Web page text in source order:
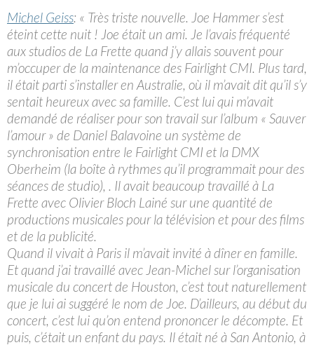
Michel Geiss: « Très triste nouvelle. Joe Hammer s’est
éteint cette nuit ! Joe était un ami. Je l’avais fréquenté
aux studios de La Frette quand j’y allais souvent pour
m’occuper de la maintenance des Fairlight CMI. Plus tard,
il était parti s’installer en Australie, où il m’avait dit qu’il s’y
sentait heureux avec sa famille. C’est lui qui m’avait
demandé de réaliser pour son travail sur l’album « Sauver
l’amour » de Daniel Balavoine un système de
synchronisation entre le Fairlight CMI et la DMX
Oberheim (la boîte à rythmes qu’il programmait pour des
séances de studio), . Il avait beaucoup travaillé à La
Frette avec Olivier Bloch Lainé sur une quantité de
productions musicales pour la télévision et pour des films
et de la publicité.
Quand il vivait à Paris il m’avait invité à dîner en famille.
Et quand j’ai travaillé avec Jean-Michel sur l’organisation
musicale du concert de Houston, c’est tout naturellement
que je lui ai suggéré le nom de Joe. D’ailleurs, au début du
concert, c’est lui qu’on entend prononcer le décompte. Et
puis, c’était un enfant du pays. Il était né à San Antonio, à